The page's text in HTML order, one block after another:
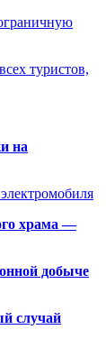
туристов,
на
храма —
добыче
случай